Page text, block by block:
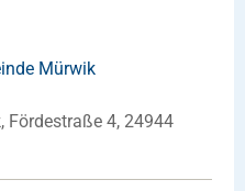
Mürwik
Fördestraße 4, 24944